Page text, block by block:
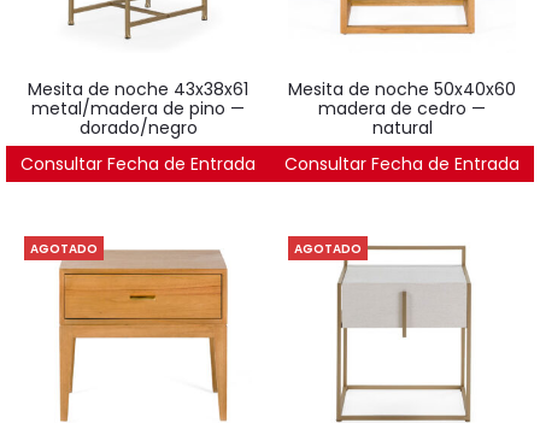
mesita de noche 43x38x61
metal/madera de pino —
dorado/negro
194€
Consultar Fecha de Entrada
mesita de noche 50x40x60
madera de cedro —
natural
295€
Consultar Fecha de Entrada
AGOTADO AGOTADO